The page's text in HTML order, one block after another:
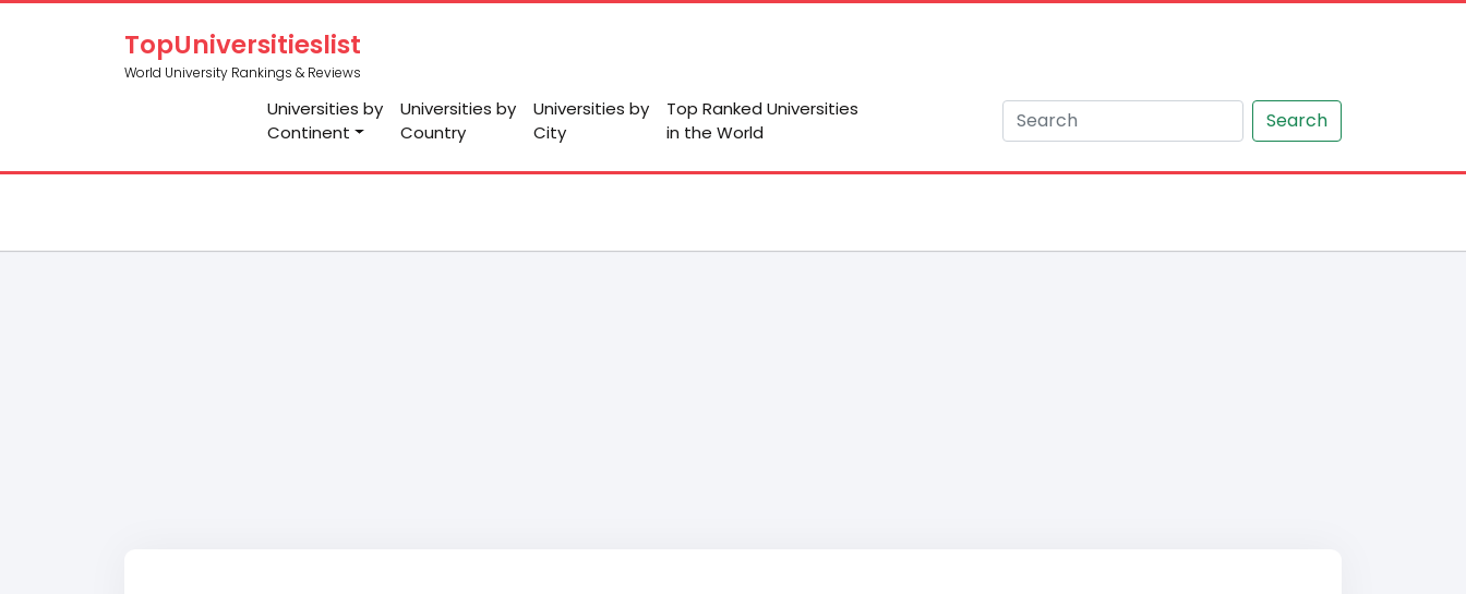
TopUniversitieslist
World University Rankings & Reviews
Universities by
Continent
Universities by
Country
Universities by
City
Top Ranked Universities
in the World
Search